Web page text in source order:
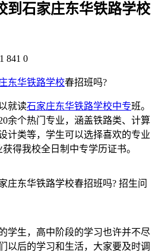
到石家庄东华铁路学校
841 0
东华铁路学校春招班吗?
就读石家庄东华铁路学校中专班。
余个热门专业，涵盖铁路类、计算
计类等，学生可以选择喜欢的专业
得我校全日制中专学历证书。
学生，高中阶段的学习也许并不尽
以后的学习和生活，大家要及时调